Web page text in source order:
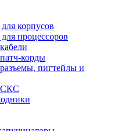
корпусов
процессоров
корды
пигтейлы и
СКС